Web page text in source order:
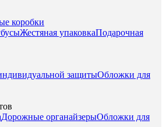
коробки
Жестяная упаковкаПодарочная
защитыОбложки для
Дорожные органайзерыОбложки для